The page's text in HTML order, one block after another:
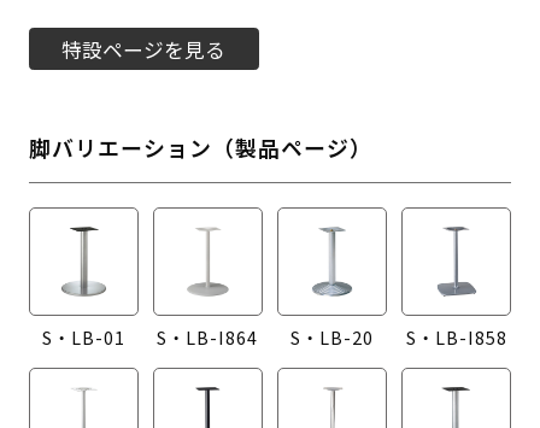
特設ページを見る
脚バリエーション（製品ページ）
S・LB-01 S・LB-I864 S・LB-20 S・LB-I858